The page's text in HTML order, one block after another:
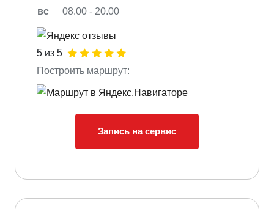
вс
08.00 - 20.00
5 из 5
Построить маршрут:
Запись на сервис